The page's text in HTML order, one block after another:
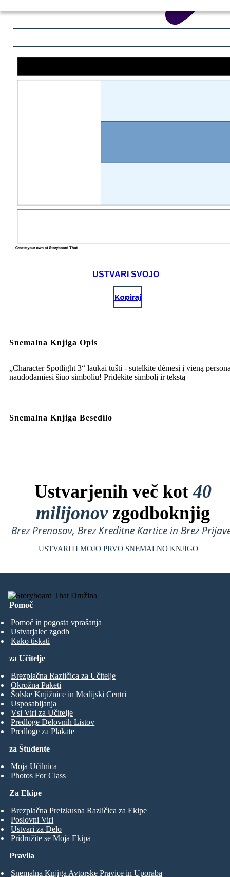
USTVARI SVOJO
Kopiraj
Snemalna Knjiga Opis
„Character Spotlight 3“ laukai tušti - sutelkite dėmesį į vieną
naudodamiesi šiuo simboliu! Pridėkite simbolį ir tekstą
Snemalna Knjiga Besedilo
Ustvarjenih več kot40
milijonovzgodboknjig
Brez Prenosov, Brez Kreditne Kartice in Brez
USTVARITI MOJO PRVO SNEMALNO KNJIGO
Pomoč
Pomoč in pogosta vprašanja
Ustvarjalec zgodb
Kako tiskati
za Študente
Moja Učilnica
Photos For Class
za Učitelje
Brezplačna Različica za Učitelje
Okrožna Paketi
Šolske Knjižnice in Medijski Centri
Usposabljanja
Vsi Viri za Učitelje
Predloge Delovnih Listov
Predloge za Plakate
Za Ekipe
Brezplačna Preizkusna Različica za Ekipe
Poslovni Viri
Ustvari za Delo
Pridružite se Moja Ekipa
Pravila
Snemalna Knjiga Avtorske Pravice in Uporaba